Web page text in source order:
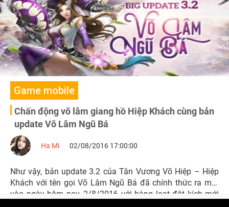
Game mobile
Chấn động võ lâm giang hồ Hiệp Khách cùng bản
update Võ Lâm Ngũ Bá
Ha Mi 02/08/2016 17:00:00
Như vậy, bản update 3.2 của Tân Vương Võ Hiệp – Hiệp
Khách với tên gọi Võ Lâm Ngũ Bá đã chính thức ra mắt
vào ngày hôm nay, 2/8/2016 với hàng loạt đột kích mới